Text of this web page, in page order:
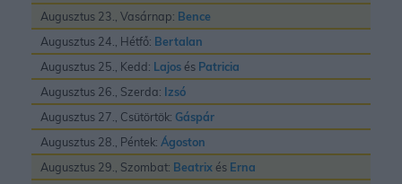
Augusztus 23., Vasárnap: Bence
Augusztus 24., Hétfő: Bertalan
Augusztus 25., Kedd: Lajos és Patricia
Augusztus 26., Szerda: Izsó
Augusztus 27., Csütörtök: Gáspár
Augusztus 28., Péntek: Ágoston
Augusztus 29., Szombat: Beatrix és Erna